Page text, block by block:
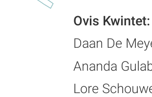
Ovis Kwintet:
Daan De
Ananda
Lore